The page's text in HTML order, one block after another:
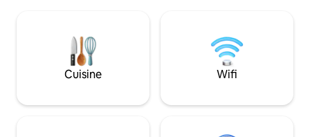
mer, les roulottes de la place Vaiete, le
marché de Papeete, le quai des ferrys,
privé gratuit. ⟩ Réservez dès maintenant
votre séjour à
Cuisine Wifi